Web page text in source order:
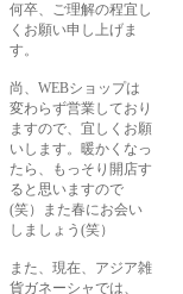
何卒、ご理解の程宜し
くお願い申し上げま
す。
尚、WEBショップは
変わらず営業しており
ますので、宜しくお願
いします。暖かくなっ
たら、もっそり開店す
ると思いますので
(笑）また春にお会い
しましょう(笑）
また、現在、アジア雑
貨ガネーシャでは、